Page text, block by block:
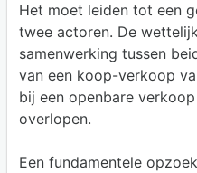
Het moet leiden tot een
twee actoren. De
samenwerking tussen
van een koop-verkoop
bij een openbare
overlopen.
Een fundamentele